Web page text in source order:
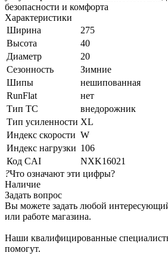
безопасности и комфорта
Характеристики
Ширина
275
Высота
40
Диаметр
20
Сезонность
Зимние
Шипы
нешипованная
RunFlat
нет
Тип ТС
внедорожник
Тип усиленности XL
Индекс скорости W
Индекс нагрузки 106
Код CAI
NXK16021
?Что означают эти цифры?
Наличие
Задать вопрос
Вы можете задать любой
или работе магазина.
Наши квалифицированные
помогут.